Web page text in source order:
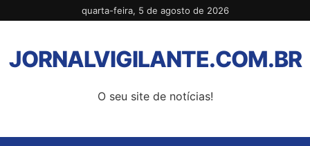
para
conteúdo
quarta-feira, 5 de agosto de 2026
JORNALVIGILANTE.COM.BR
O seu site de notícias!